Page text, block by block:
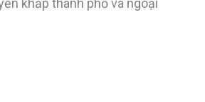
khắp thành phố và ngoại